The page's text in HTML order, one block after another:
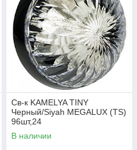
Св-к KAMELYA TINY
Черный/Siyah MEGALUX (TS)
96шт,24
В наличии